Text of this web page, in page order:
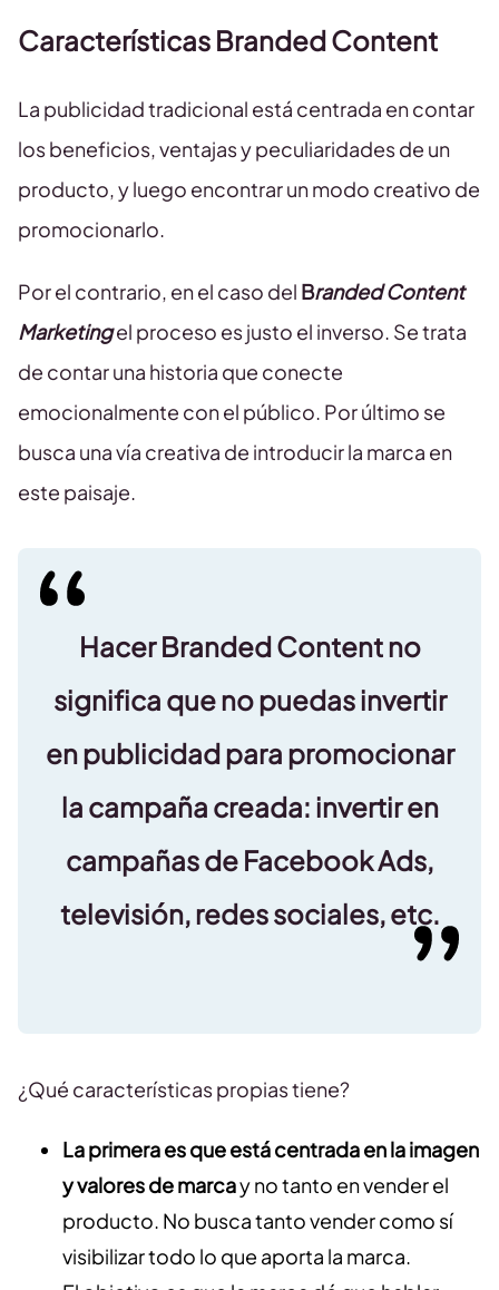
Características Branded Content
La publicidad tradicional está centrada en contar
los beneficios, ventajas y peculiaridades de un
producto, y luego encontrar un modo creativo de
promocionarlo.
Por el contrario, en el caso del Branded Content
Marketingel proceso es justo el inverso. Se trata
de contar una historia que conecte
emocionalmente con el público. Por último se
busca una vía creativa de introducir la marca en
este paisaje.
Hacer Branded Content no
significa que no puedas invertir
en publicidad para promocionar
la campaña creada: invertir en
campañas de Facebook Ads,
televisión, redes sociales, etc.
¿Qué características propias tiene?
La primera es que está centrada en la imagen
y valores de marcay no tanto en vender el
producto. No busca tanto vender como sí
visibilizar todo lo que aporta la marca.